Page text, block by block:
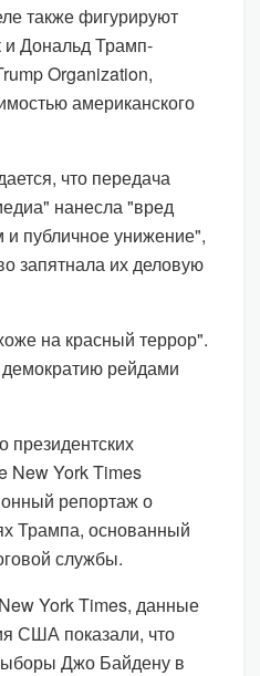
также фигурируют
Дональд Трамп-
Organization,
американского
что передача
нанесла "вред
публичное унижение",
запятнала их деловую
на красный террор".
рейдами
президентских
New York Times
репортаж о
Трампа, основанный
службы.
York Times, данные
США показали, что
Джо Байдену в